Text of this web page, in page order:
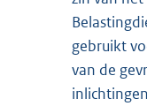
gebruikt
van de